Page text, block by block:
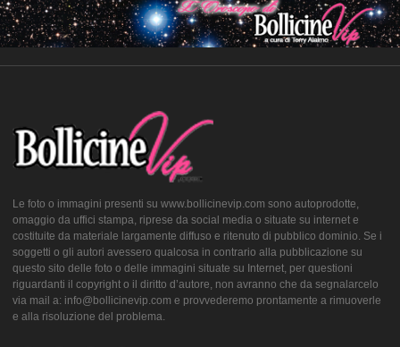
Le foto o immagini presenti su www.bollicinevip.com sono autoprodotte,
omaggio da uffici stampa, riprese da social media o situate su internet e
costituite da materiale largamente diffuso e ritenuto di pubblico dominio. Se i
soggetti o gli autori avessero qualcosa in contrario alla pubblicazione su
questo sito delle foto o delle immagini situate su Internet, per questioni
riguardanti il copyright o il diritto d’autore, non avranno che da segnalarcelo
via mail a: info@bollicinevip.com e provvederemo prontamente a rimuoverle
e alla risoluzione del problema.